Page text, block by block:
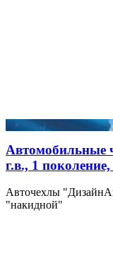
Автомобильные
г.в., 1
Авточехлы
"накидной"